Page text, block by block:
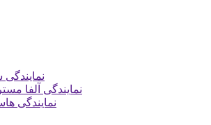
نمایندگی
نمایندگی آلفا
نمایندگی